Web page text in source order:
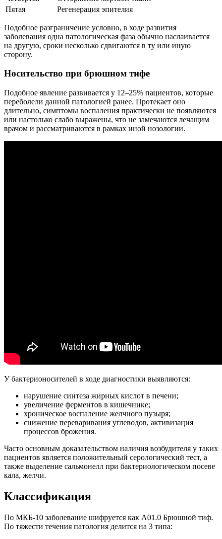
Пятая
Регенерация эпителия
Подобное разграничение условно, в ходе развития
заболевания одна патологическая фаза обычно наслаивается
на другую, сроки несколько сдвигаются в ту или иную
сторону.
Носительство при брюшном тифе
Подобное явление развивается у 12–25% пациентов, которые
переболели данной патологией ранее. Протекает оно
длительно, симптомы воспаления практически не появляются
или настолько слабо выражены, что не замечаются лечащим
врачом и рассматриваются в рамках иной нозологии.
У бактерионосителей в ходе диагностики выявляются:
нарушение синтеза жирных кислот в печени;
увеличение ферментов в кишечнике;
хроническое воспаление желчного пузыря;
снижение переваривания углеводов, активизация
процессов брожения.
Часто основным доказательством наличия возбудителя у таких
пациентов является положительный серологический тест, а
также выделение сальмонелл при бактериологическом посеве
кала, желчи.
Классификация
По МКБ-10 заболевание шифруется как A01.0 Брюшной тиф.
По тяжести течения патология делится на 3 типа: